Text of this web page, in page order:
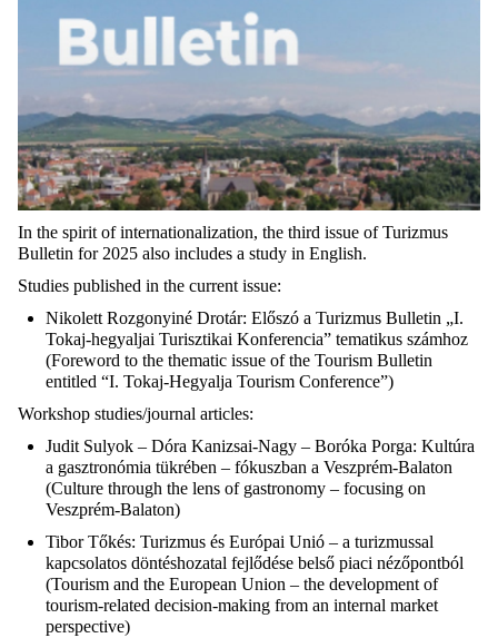
In the spirit of internationalization, the third issue ofTurizmus
Bulletin for 2025 also includes a study in English.
Studies published in the current issue:
Nikolett Rozgonyiné Drotár: Előszó a Turizmus Bulletin „I.
Tokaj-hegyaljai Turisztikai Konferencia” tematikus számhoz
(Foreword to the thematic issue of the Tourism Bulletin
entitled “I. Tokaj-Hegyalja Tourism Conference”)
Workshop studies/journal articles:
Judit Sulyok – Dóra Kanizsai-Nagy – Boróka Porga: Kultúra
a gasztronómia tükrében – fókuszban a Veszprém-Balaton
(Culture through the lens of gastronomy – focusing on
Veszprém-Balaton)
Tibor Tőkés: Turizmus és Európai Unió – a turizmussal
kapcsolatos döntéshozatal fejlődése belső piaci nézőpontból
(Tourism and the European Union – the development of
tourism-related decision-making from an internal market
perspective)